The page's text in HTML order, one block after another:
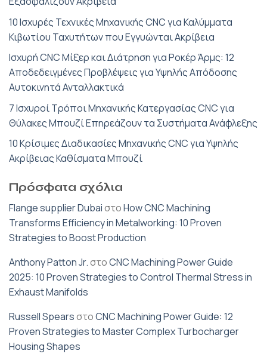
10 Ισχυρές Τεχνικές Μηχανικής CNC για Καλύμματα
Κιβωτίου Ταχυτήτων που Εγγυώνται Ακρίβεια
Ισχυρή CNC Μίξερ και Διάτρηση για Ροκέρ Άρμς: 12
Αποδεδειγμένες Προβλέψεις για Υψηλής Απόδοσης
Αυτοκινητά Ανταλλακτικά
7 Ισχυροί Τρόποι Μηχανικής Κατεργασίας CNC για
Θύλακες Μπουζί Επηρεάζουν τα Συστήματα Ανάφλεξης
10 Κρίσιμες Διαδικασίες Μηχανικής CNC για Υψηλής
Ακρίβειας Καθίσματα Μπουζί
Πρόσφατα σχόλια
Flange supplier DubaiστοHow CNC Machining
Transforms Efficiency in Metalworking: 10 Proven
Strategies to Boost Production
Anthony Patton Jr.στοCNC Machining Power Guide
2025: 10 Proven Strategies to Control Thermal Stress in
Exhaust Manifolds
Russell SpearsστοCNC Machining Power Guide: 12
Proven Strategies to Master Complex Turbocharger
Housing Shapes